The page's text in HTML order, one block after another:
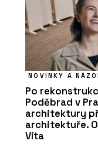
NOVINKY A
Po
Poděbrad v
architektury
architektuře.
Víta